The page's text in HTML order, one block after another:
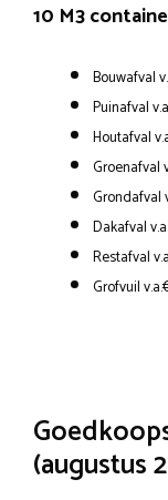
10 M3
Bouwafval
Puinafval
Houtafval
Groenafval
Grondafval
Dakafval
Restafval
Grofvuil
(augustus